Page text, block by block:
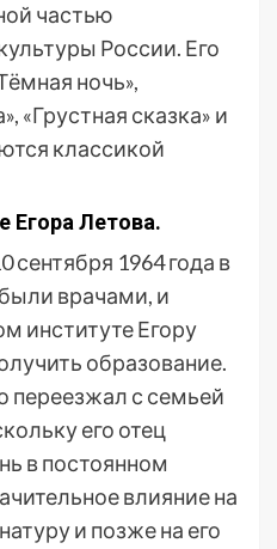
частью
России. Его
ночь»,
«Грустная сказка» и
классикой
Егора Летова.
сентября 1964 года в
врачами, и
институте Егору
образование.
переезжал с семьей
его отец
в постоянном
влияние на
и позже на его